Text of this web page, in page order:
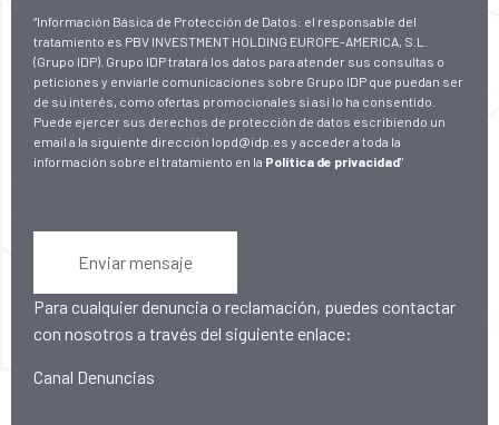
“Información Básica de Protección de Datos: el responsable del
tratamiento es PBV INVESTMENT HOLDING EUROPE-AMERICA, S.L.
(Grupo IDP). Grupo IDP tratará los datos para atender sus consultas o
peticiones y enviarle comunicaciones sobre Grupo IDP que puedan ser
de su interés, como ofertas promocionales si así lo ha consentido.
Puede ejercer sus derechos de protección de datos escribiendo un
email a la siguiente dirección lopd@idp.es y acceder a toda la
información sobre el tratamiento en la Política de privacidad"
Enviar mensaje
Para cualquier denuncia o reclamación, puedes contactar
con nosotros a través del siguiente enlace:
Canal Denuncias